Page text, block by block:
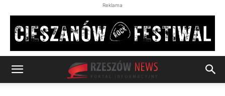
Reklama